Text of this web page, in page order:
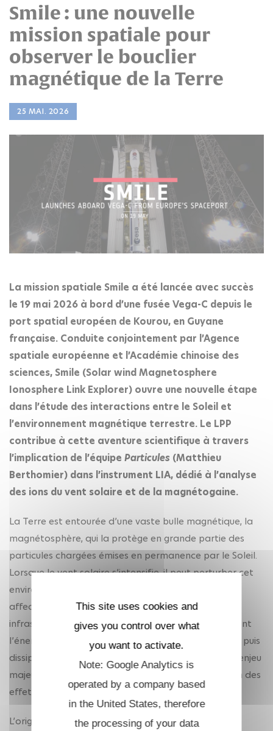
Smile : une nouvelle
mission spatiale pour
observer le bouclier
magnétique de la Terre
25 MAI. 2026
La mission spatiale Smile a été lancée avec succès
le 19 mai 2026 à bord d’une fusée Vega-C depuis le
port spatial européen de Kourou, en Guyane
française. Conduite conjointement par l’Agence
spatiale européenne et l’Académie chinoise des
sciences, Smile (Solar wind Magnetosphere
Ionosphere Link Explorer) ouvre une nouvelle étape
dans l’étude des interactions entre le Soleil et
l’environnement magnétique terrestre. Le LPP
contribue à cette aventure scientifique à travers
l’implication de l’équipe Particules (Matthieu
Berthomier) dans l’instrument LIA, dédié à l’analyse
des ions du vent solaire et de la magnétogaine.
La Terre est entourée d’une vaste bulle magnétique, la
magnétosphère, qui la protège en grande partie des
particules chargées émises en permanence par le Soleil.
Lorsque le vent solaire s’intensifie, il peut perturber cet
environnement, déclencher des aurores polaires,
affecter les satellites ou encore perturber certaines
infrastructures technologiques. Comprendre comment
l’énergie du vent solaire est transférée, transportée puis
dissipée dans la magnétosphère constitue donc un enjeu
majeur pour la physique spatiale et pour la prévision des
effets de la météorologie de l’espace.
L’originalité de Smile est de combiner, au sein d’une
This site uses cookies and
gives you control over what
you want to activate.
Note: Google Analytics is
operated by a company based
in the United States, therefore
the processing of your data